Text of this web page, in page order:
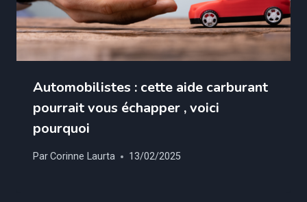
Automobilistes : cette aide carburant
pourrait vous échapper , voici
pourquoi
ParCorinne Laurta 13/02/2025